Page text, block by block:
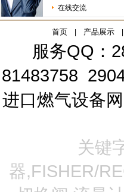
在线交流
首页 产品展示
服务QQ：
81483758
进口燃气设备网
关键
器,FISHER/